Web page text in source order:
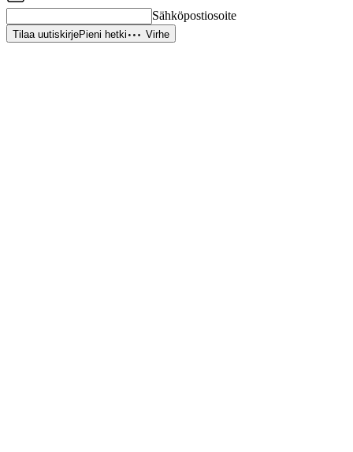
Sähköpostiosoite
Tilaa uutiskirjePieni hetki Virhe